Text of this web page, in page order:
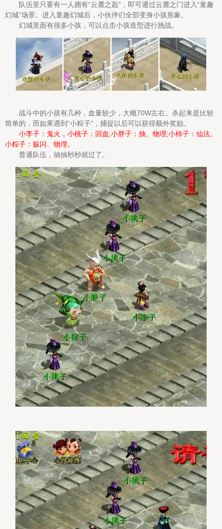
队伍里只要有一人拥有“云麓之匙”，即可通过云麓之门进入“童趣
幻城”场景。进入童趣幻城后，小伙伴们全部变身小孩形象。
幻城里面有很多小孩，可以点击小孩造型进行挑战。
战斗中的小孩有几种，血量较少，大概70W左右。杀起来是比较
简单的，而如果遇到“小粽子”，捕捉以后可以获得额外奖励。
小李子：鬼火，小桃子：回血;小胖子：抽、物理;小柿子：仙法。
小粽子：躲闪、物理。
普通队伍，抽抽秒秒就过了。